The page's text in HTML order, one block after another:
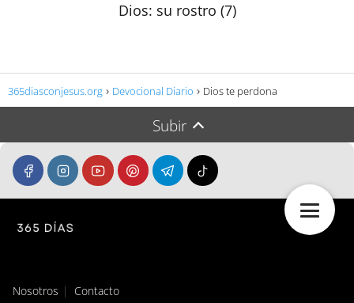
Dios: su rostro (7)
365diasconjesus.org Devocional Diario Dios te perdona
Subir
Nosotros Contacto